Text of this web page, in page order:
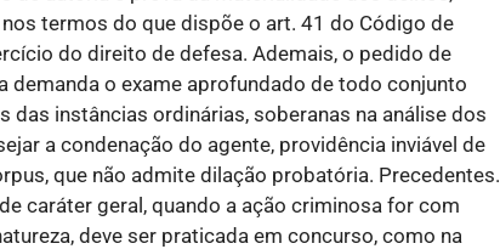
termos do que dispõe o art. 41 do Código de
do direito de defesa. Ademais, o pedido de
demanda o exame aprofundado de todo conjunto
instâncias ordinárias, soberanas na análise dos
a condenação do agente, providência inviável de
que não admite dilação probatória. Precedentes.
caráter geral, quando a ação criminosa for com
deve ser praticada em concurso, como na